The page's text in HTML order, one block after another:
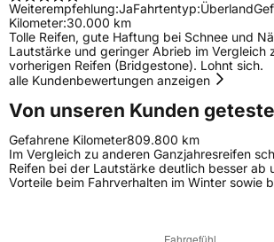
Weiterempfehlung:JaFahrtentyp:Überland
Kilometer:30.000 km
Tolle Reifen, gute Haftung bei Schnee und
Lautstärke und geringer Abrieb im Vergleich
vorherigen Reifen (Bridgestone). Lohnt sich.
alle Kundenbewertungen anzeigen
Von unseren Kunden
Gefahrene Kilometer809.800 km
Im Vergleich zu anderen Ganzjahresreifen
Reifen bei der Lautstärke deutlich besser ab
Vorteile beim Fahrverhalten im Winter sowie